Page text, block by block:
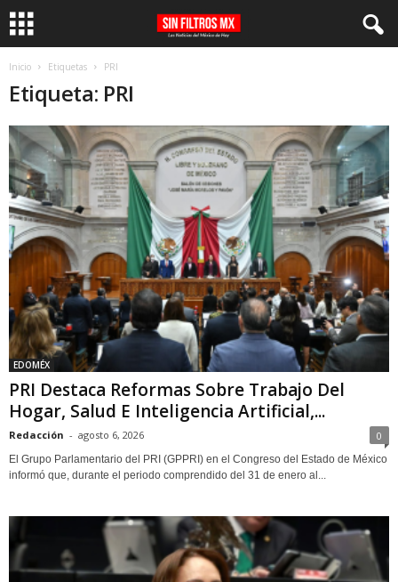
Inicio Etiquetas PRI
Etiqueta: PRI
EDOMÉX
PRI Destaca Reformas Sobre Trabajo Del
Hogar, Salud E Inteligencia Artificial,...
Redacción - agosto 6, 2026 0
El Grupo Parlamentario del PRI (GPPRI) en el Congreso del Estado de México
informó que, durante el periodo comprendido del 31 de enero al...